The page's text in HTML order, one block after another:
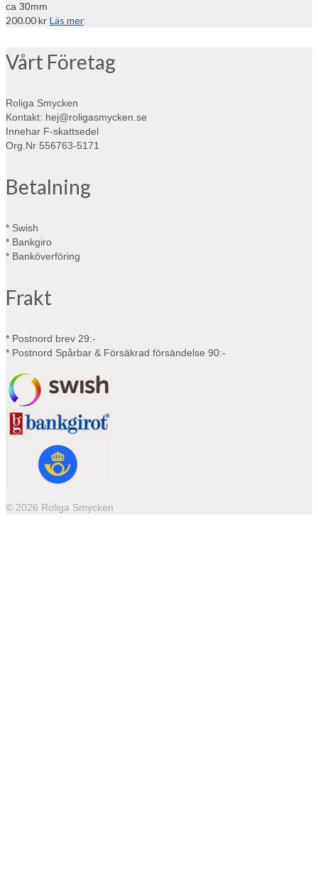
ca 30mm
200.00kr Läs mer
Vårt Företag
Roliga Smycken
Kontakt: hej@roligasmycken.se
Innehar F-skattsedel
Org.Nr 556763-5171
Betalning
* Swish
* Bankgiro
* Banköverföring
Frakt
* Postnord brev 29:-
* Postnord Spårbar & Försäkrad försändelse 90:-
© 2026 Roliga Smycken